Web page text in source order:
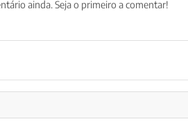
ainda. Seja o primeiro a comentar!